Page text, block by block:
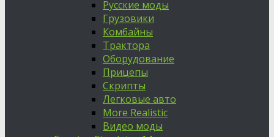
Русские моды
Грузовики
Комбайны
Трактора
Оборудование
Прицепы
Скрипты
Легковые авто
More Realistic
Видео моды